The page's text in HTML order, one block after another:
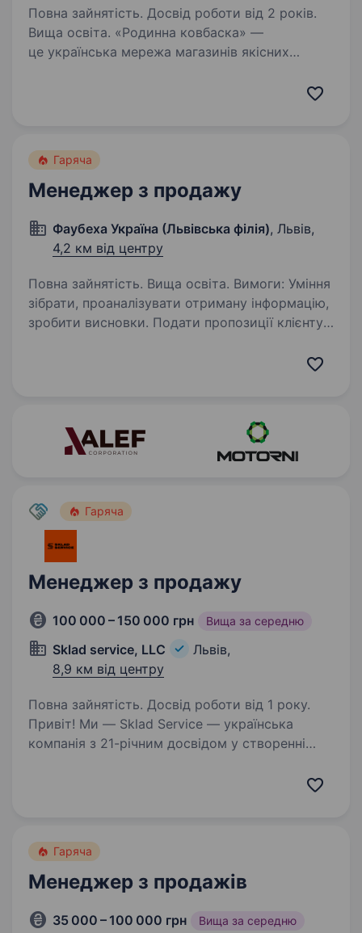
Повна зайнятість. Досвід роботи від 2 років.
Вища освіта. «Родинна ковбаска» —
це українська мережа магазинів якісних
стабільність і сучасний підхід до управління.
Гаряча
Менеджер з продажу
Фаубеха Україна (Львівська філія), Львів,
4,2 км від центру
Повна зайнятість. Вища освіта. Вимоги: Уміння
зібрати, проаналізувати отриману інформацію,
зробити висновки. Подати пропозиції клієнту.
Гаряча
Менеджер з продажу
100 000 – 150 000 грн Вища за середню
Sklad service, LLC
Львів,
8,9 км від центру
Повна зайнятість. Досвід роботи від 1 року.
Привіт! Ми — Sklad Service — українська
компанія з 21-річним досвідом у створенні
заснування у 2005 році ми пройшли шлях від
Гаряча
Менеджер з продажів
35 000 – 100 000 грн Вища за середню